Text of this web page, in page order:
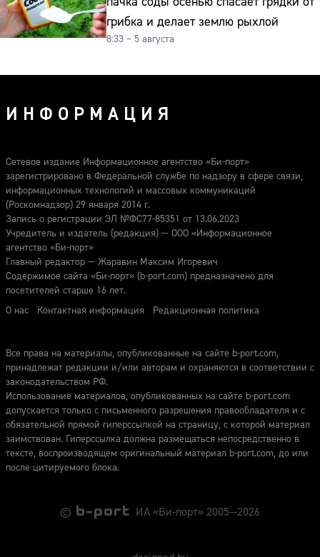
грибка и делает землю рыхлой
8:33 – 5 августа
ИНФОРМАЦИЯ
Сетевое издание Информационное агентство «Би-порт»
зарегистрировано в Федеральной службе по надзору в сфере связи,
информационных технологий и массовых коммуникаций
(Роскомнадзор) 29 января 2014 г.
Запись о регистрации ЭЛ №ФС77-85351 от 13.06.2023
Учредитель и издатель (редакция) — ООО «Информационное
агентство «Би-порт»
Главный редактор — Жаравин Максим Игоревич
Содержимое сайта «Би-порт» (b-port.com) предназначено для
посетителей старше 16 лет.
О нас
Контактная информация Редакционная политика
Все права на материалы, опубликованные на сайте b-port.com,
принадлежат редакции и/или авторам и охраняются в соответствии с
законодательством РФ.
Использование материалов, опубликованных на сайте b-port.com
допускается только с письменного разрешения правообладателя и с
обязательной прямой гиперссылкой на страницу, с которой материал
заимствован. Гиперссылка должна размещаться непосредственно в
тексте, воспроизводящем оригинальный материал b-port.com, до или
после цитируемого блока.
© ИА «Би-порт» 2005—2026